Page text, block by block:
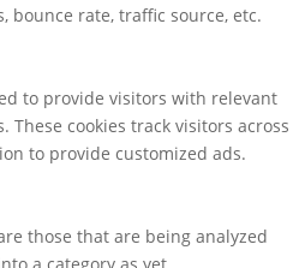
bounce rate, traffic source, etc.
to provide visitors with relevant
These cookies track visitors across
to provide customized ads.
those that are being analyzed